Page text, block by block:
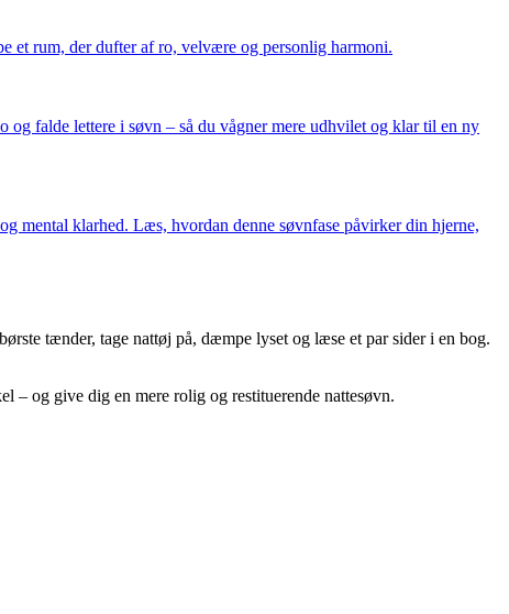
et rum, der dufter af ro, velvære og personlig harmoni.
og falde lettere i søvn – så du vågner mere udhvilet og klar til en ny
mental klarhed. Læs, hvordan denne søvnfase påvirker din hjerne,
tænder, tage nattøj på, dæmpe lyset og læse et par sider i en bog.
– og give dig en mere rolig og restituerende nattesøvn.